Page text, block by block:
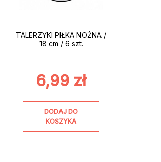
TALERZYKI PIŁKA NOŻNA /
18 cm / 6 szt.
6,99 zł
DODAJ DO
KOSZYKA